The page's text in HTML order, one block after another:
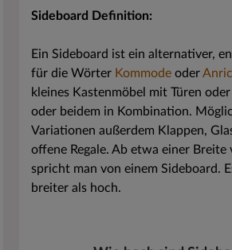
Sideboard Definition:
Ein Sideboard ist ein alternativer,
für die Wörter Kommode oder
kleines Kastenmöbel mit Türen
oder beidem in Kombination.
Variationen außerdem Klappen,
offene Regale. Ab etwa einer Breite
spricht man von einem Sideboard.
breiter als hoch.